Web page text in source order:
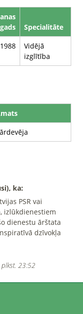
gads
Specialitāte
1988
Vidējā
izglītība
ka:
PSR vai
izlūkdienestiem
dienestu ārštata
dzīvokļa
23:52